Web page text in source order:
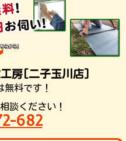
房[二子玉川店]
無料です！
談ください！
682